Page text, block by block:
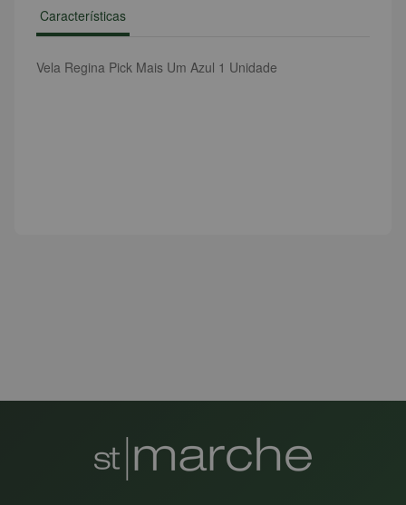
Características
Vela Regina Pick Mais Um Azul 1 Unidade